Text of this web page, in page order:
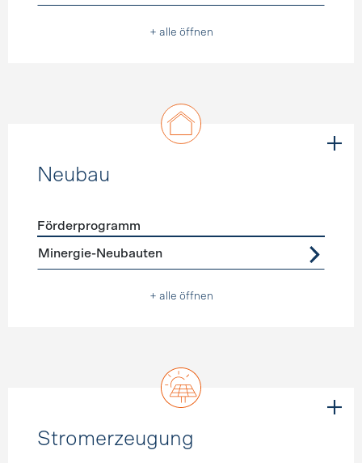
+ alle öffnen
Neubau
Förderprogramme
Förderprogramm
Minergie-Neubauten
+ alle öffnen
Stromerzeugung